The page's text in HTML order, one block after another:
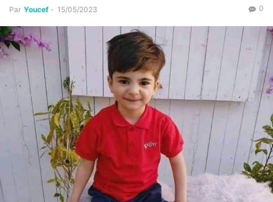
Par Youcef - 15/05/2023 0